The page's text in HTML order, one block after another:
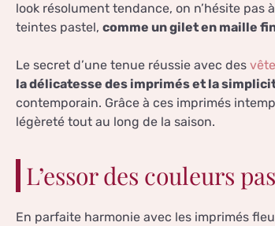
look résolument tendance, on n’hésite pas
teintes pastel, comme un gilet en maille
Le secret d’une tenue réussie avec des
la délicatesse des imprimés et la
contemporain. Grâce à ces imprimés
légèreté tout au long de la saison.
L’essor des couleurs
En parfaite harmonie avec les imprimés